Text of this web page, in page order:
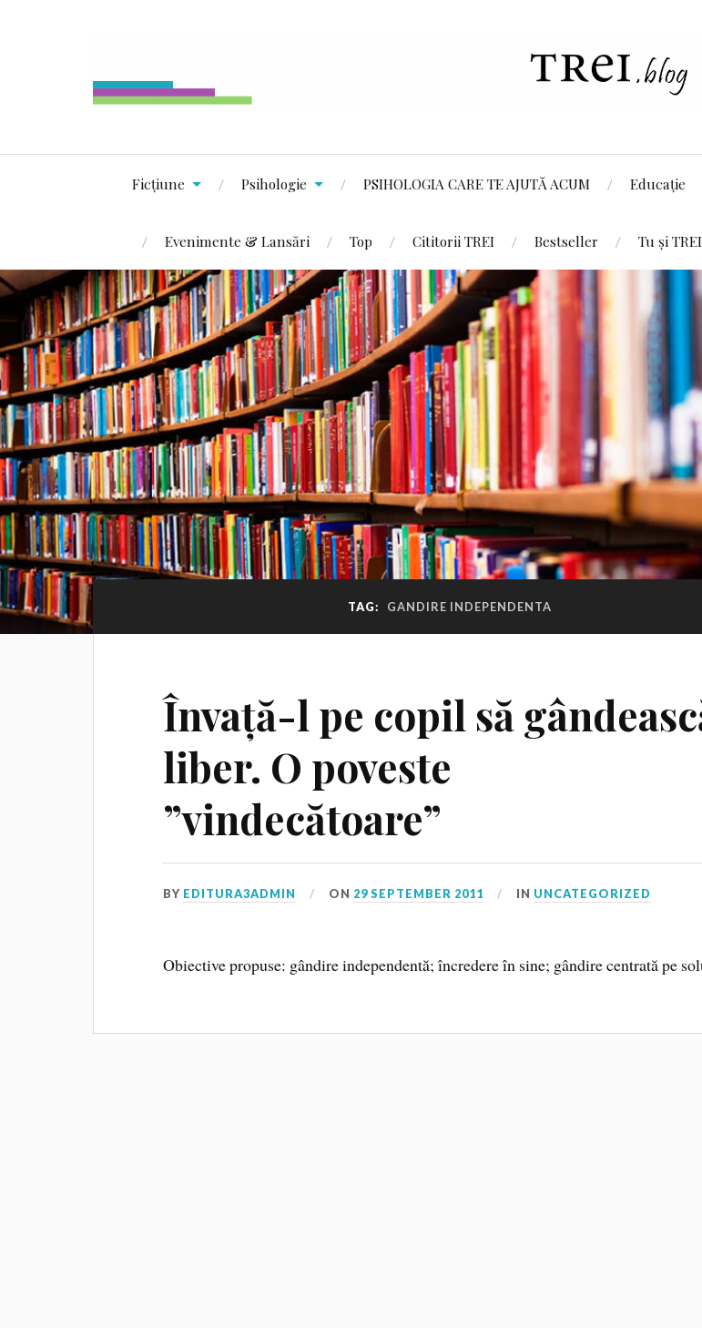
Ficțiune Psihologie PSIHOLOGIA CARE TE AJUTĂ ACUM Educație
Evenimente & Lansări Top Cititorii TREI Bestseller Tu și TREI
TAG: GANDIRE INDEPENDENTA
Învață-l pe copil să
liber. O poveste
”vindecătoare”
BY EDITURA3ADMIN ON 29 SEPTEMBER 2011 IN UNCATEGORIZED
Obiective propuse: gândire independentă; încredere în sine; gândire centrată pe